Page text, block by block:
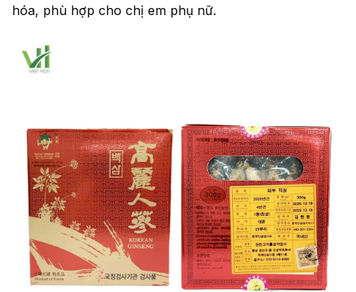
hóa, phù hợp cho chị em phụ nữ.